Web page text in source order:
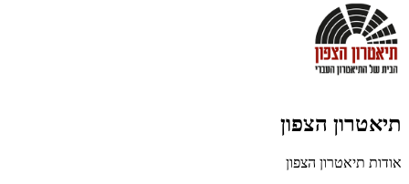
תיאטרון הצפון
אודות תיאטרון הצפון